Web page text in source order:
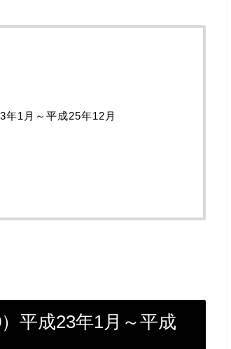
1月～平成25年12月
平成23年1月～平成